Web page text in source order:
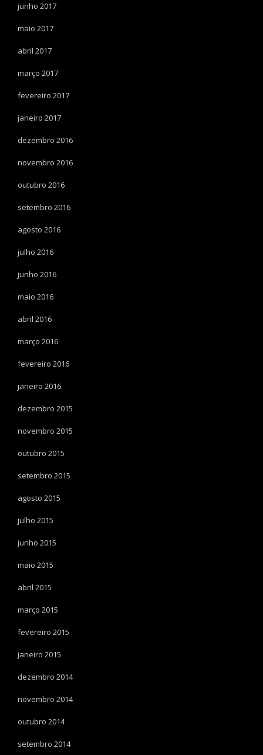
junho 2017
maio 2017
abril 2017
março 2017
fevereiro 2017
janeiro 2017
dezembro 2016
novembro 2016
outubro 2016
setembro 2016
agosto 2016
julho 2016
junho 2016
maio 2016
abril 2016
março 2016
fevereiro 2016
janeiro 2016
dezembro 2015
novembro 2015
outubro 2015
setembro 2015
agosto 2015
julho 2015
junho 2015
maio 2015
abril 2015
março 2015
fevereiro 2015
janeiro 2015
dezembro 2014
novembro 2014
outubro 2014
setembro 2014